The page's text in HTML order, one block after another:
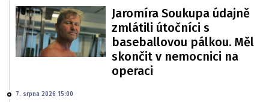
Jaromíra Soukupa údajně
zmlátili útočníci s
baseballovou pálkou. Měl
skončit v nemocnici na
operaci
7. srpna 2026 15:00